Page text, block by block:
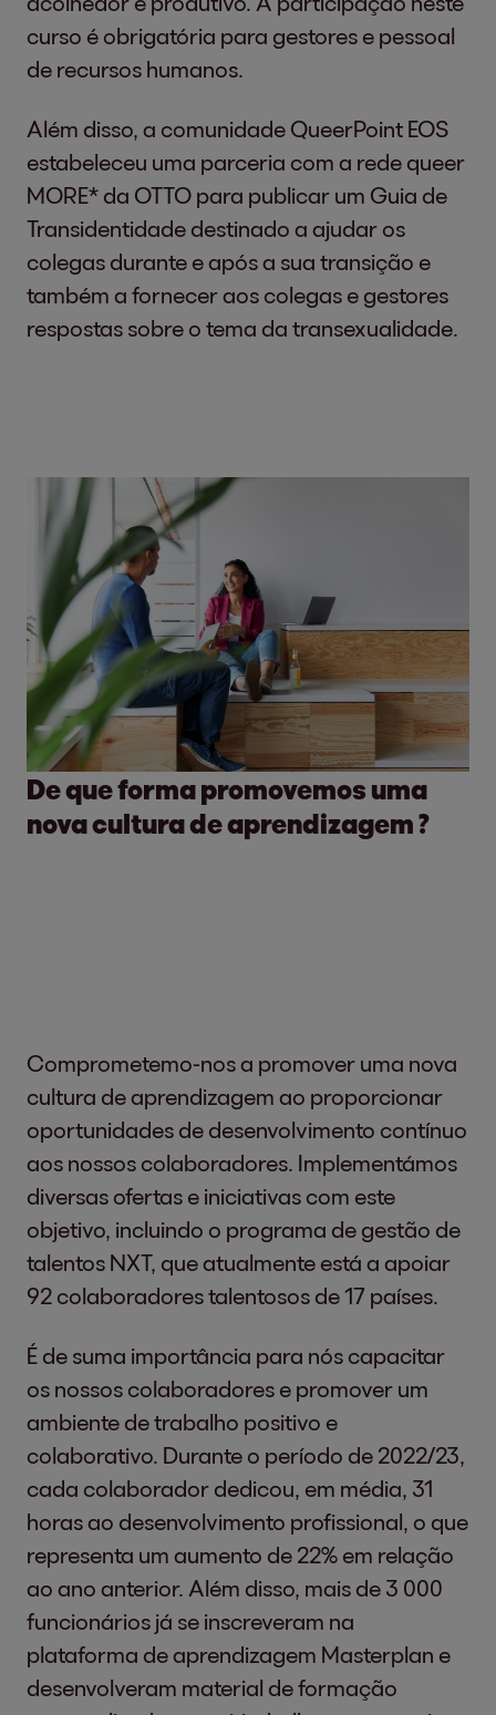
curso é obrigatória para gestores e pessoal
de recursos humanos.
Além disso, a comunidade QueerPoint EOS
estabeleceu uma parceria com a rede queer
MORE* da OTTO para publicar um Guia de
Transidentidade destinado a ajudar os
colegas durante e após a sua transição e
também a fornecer aos colegas e gestores
respostas sobre o tema da transexualidade.
De que forma promovemos uma
nova cultura de aprendizagem ?
Comprometemo-nos a promover uma nova
cultura de aprendizagem ao proporcionar
oportunidades de desenvolvimento contínuo
aos nossos colaboradores. Implementámos
diversas ofertas e iniciativas com este
objetivo, incluindo o programa de gestão de
talentos NXT, que atualmente está a apoiar
92 colaboradores talentosos de 17 países.
É de suma importância para nós capacitar
os nossos colaboradores e promover um
ambiente de trabalho positivo e
colaborativo. Durante o período de 2022/23,
cada colaborador dedicou, em média, 31
horas ao desenvolvimento profissional, o que
representa um aumento de 22% em relação
ao ano anterior. Além disso, mais de 3 000
funcionários já se inscreveram na
plataforma de aprendizagem Masterplan e
desenvolveram material de formação